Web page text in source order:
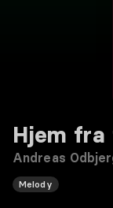
Hjem fra
Andreas
Melody